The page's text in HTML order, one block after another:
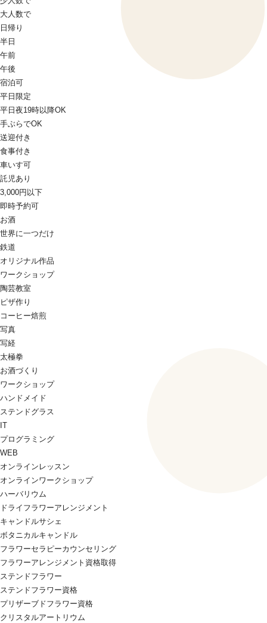
大人数で
日帰り
半日
午前
午後
宿泊可
平日限定
平日夜19時以降OK
手ぶらでOK
送迎付き
食事付き
車いす可
託児あり
3,000円以下
即時予約可
お酒
世界に一つだけ
鉄道
オリジナル作品
ワークショップ
陶芸教室
ピザ作り
コーヒー焙煎
写真
写経
太極拳
お酒づくり
ワークショップ
ハンドメイド
ステンドグラス
IT
プログラミング
WEB
オンラインレッスン
オンラインワークショップ
ハーバリウム
ドライフラワーアレンジメント
キャンドルサシェ
ボタニカルキャンドル
フラワーセラピーカウンセリング
フラワーアレンジメント資格取得
ステンドフラワー
ステンドフラワー資格
プリザーブドフラワー資格
クリスタルアートリウム